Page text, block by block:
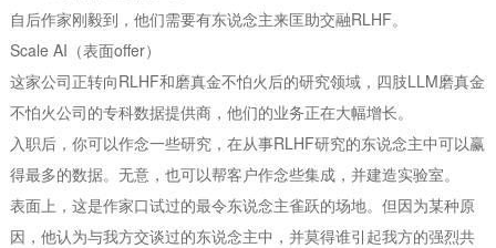
自后作家刚毅到，他们需要有东说念主来匡助交融RLHF。
Scale AI（表面offer）
这家公司正转向RLHF和磨真金不怕火后的研究领域，四肢LLM磨真金
不怕火公司的专科数据提供商，他们的业务正在大幅增长。
入职后，你可以作念一些研究，在从事RLHF研究的东说念主中可以赢
得最多的数据。无意，也可以帮客户作念些集成，并建造实验室。
表面上，这是作家口试过的最令东说念主雀跃的场地。但因为某种原
因，他认为与我方交谈过的东说念主中，并莫得谁引起我方的强烈共